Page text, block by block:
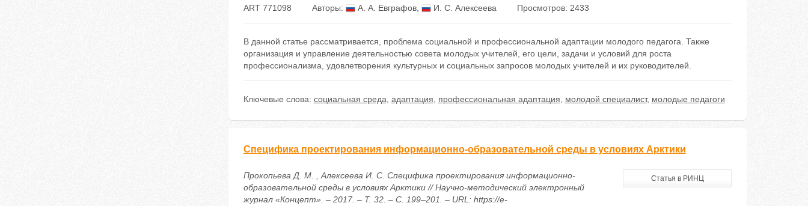
ART 771098 Авторы: А. А. Евграфов, И. С. Алексеева Просмотров: 2433
В данной статье рассматривается, проблема социальной и профессиональной адаптации молодого педагога. Также
организация и управление деятельностью совета молодых учителей, его цели, задачи и условий для роста
профессионализма, удовлетворения культурных и социальных запросов молодых учителей и их руководителей.
Ключевые слова: социальная среда адаптация профессиональная адаптация молодой специалист, молодые педагоги
Специфика проектирования информационно-образовательной среды в условиях Арктики
Прокопьева Д. М. , Алексеева И. С. Специфика проектирования информационно-
образовательной среды в условиях Арктики // Научно-методический электронный
журнал «Концепт». – 2017. – Т. 32. – С. 199–201. – URL: https://e-
Статья в РИНЦ